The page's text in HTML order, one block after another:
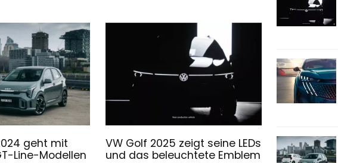
geht mit
Line-Modellen
VW Golf 2025 zeigt seine LEDs
und das beleuchtete Emblem